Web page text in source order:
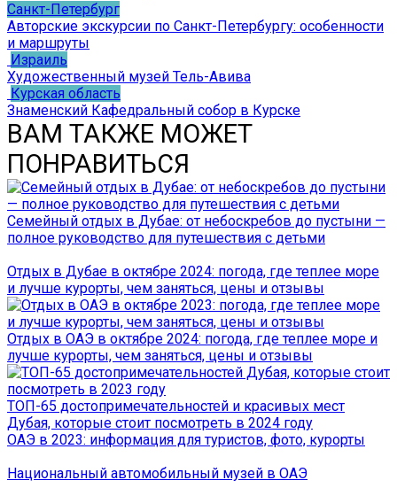
Санкт-Петербург
Авторские экскурсии по Санкт-Петербургу: особенности
и маршруты
Израиль
Художественный музей Тель-Авива
Курская область
Знаменский Кафедральный собор в Курске
ВАМ ТАКЖЕ МОЖЕТ
ПОНРАВИТЬСЯ
Семейный отдых в Дубае: от небоскребов до пустыни —
полное руководство для путешествия с детьми
Отдых в Дубае в октябре 2024: погода, где теплее море
и лучше курорты, чем заняться, цены и отзывы
Отдых в ОАЭ в октябре 2024: погода, где теплее море и
лучше курорты, чем заняться, цены и отзывы
ТОП-65 достопримечательностей и красивых мест
Дубая, которые стоит посмотреть в 2024 году
ОАЭ в 2023: информация для туристов, фото, курорты
Национальный автомобильный музей в ОАЭ